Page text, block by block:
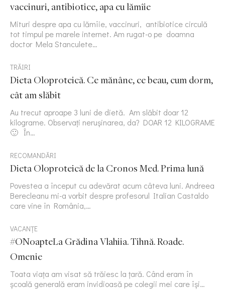
vaccinuri, antibiotice, apa cu lămîie
Mituri despre apa cu lămîie, vaccinuri, antibiotice circulă
tot timpul pe marele internet. Am rugat-o pe doamna
doctor Mela Stanculete…
TRĂIRI
Dieta Oloproteică. Ce mănânc, ce beau, cum dorm,
cât am slăbit
Au trecut aproape 3 luni de dietă. Am slăbit doar 12
kilograme. Observați nerușinarea, da? DOAR 12 KILOGRAME
🙂 În…
RECOMANDĂRI
Dieta Oloproteică de la Cronos Med. Prima lună
Povestea a început cu adevărat acum câteva luni. Andreea
Berecleanu mi-a vorbit despre profesorul Italian Castaldo
care vine în România,…
VACANȚE
#ONoapteLa Grădina Vlahiia. Tihnă. Roade.
Omenie
Toata viața am visat să trăiesc la țară. Când eram în
școală generală eram invidioasă pe colegii mei care își…